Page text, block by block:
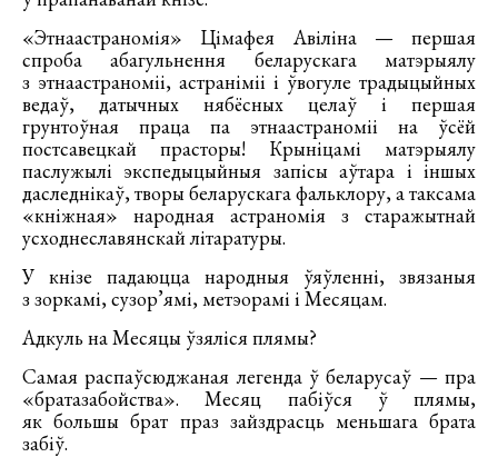
«Этнаастраномія» Цімафея Авіліна — першая
спроба абагульнення беларускага матэрыялу
з этнаастраноміі, астраніміі і ўвогуле традыцыйных
ведаў, датычных нябёсных целаў і першая
грунтоўная праца па этнаастраноміі на ўсёй
постсавецкай прасторы! Крыніцамі матэрыялу
паслужылі экспедыцыйныя запісы аўтара і іншых
даследнікаў, творы беларускага фальклору, а таксама
«кніжная» народная астраномія з старажытнай
усходнеславянскай літаратуры.
У кнізе падаюцца народныя ўяўленні, звязаныя
з зоркамі, сузор’ямі, метэорамі і Месяцам.
Адкуль на Месяцы ўзяліся плямы?
Самая распаўсюджаная легенда ў беларусаў — пра
«братазабойства». Месяц пабіўся ў плямы,
як большы брат праз зайздрасць меньшага брата
забіў.